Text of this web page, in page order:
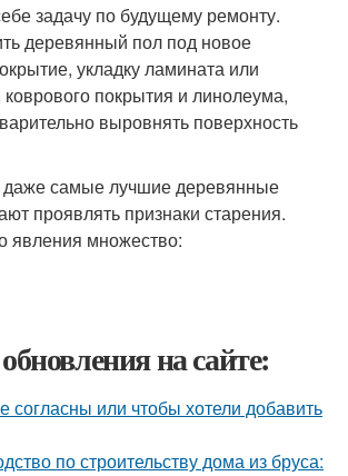
задачу по будущему ремонту.
деревянный пол под новое
укладку ламината или
коврового покрытия и линолеума,
выровнять поверхность
даже самые лучшие деревянные
проявлять признаки старения.
явления множество:
на сайте:
согласны или чтобы хотели добавить
по строительству дома из бруса: